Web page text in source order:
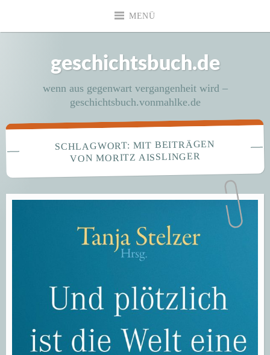
MENÜ
geschichtsbuch.de
wenn aus gegenwart vergangenheit wird –
geschichtsbuch.vonmahlke.de
SCHLAGWORT: MIT BEITRÄGEN
VON MORITZ AISSLINGER